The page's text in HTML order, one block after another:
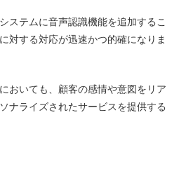
ステムに音声認識機能を追加するこ
対する対応が迅速かつ的確になりま
おいても、顧客の感情や意図をリア
ナライズされたサービスを提供する